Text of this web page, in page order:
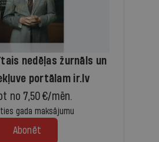
nedēļas žurnāls un
portālam ir.lv
no 7,50 €/mēn.
gada maksājumu
Abonēt